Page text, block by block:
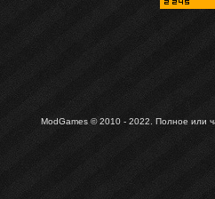
ModGames © 2010 - 2022. Полное или